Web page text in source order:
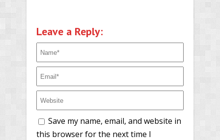
Leave a Reply:
Save my name, email, and website in
this browser for the next time I